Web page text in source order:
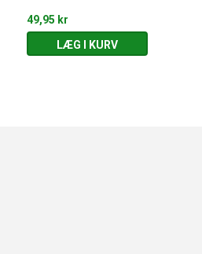
49,95 kr
LÆG I KURV